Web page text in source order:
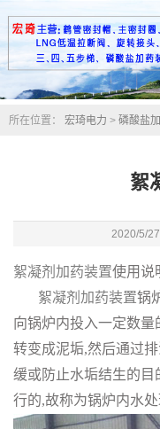
所在位置： 宏琦电力 > 磷酸盐
絮
2020/5/
絮凝剂加药装置使用说
絮凝剂加药装置锅
向锅炉内投入一定数
转变成泥垢,然后通过
缓或防止水垢结生的
行的,故称为锅炉内水处